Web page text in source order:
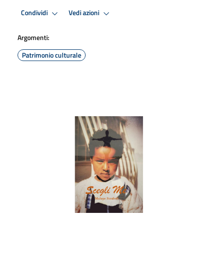
Condividi Vedi azioni
Argomenti:
Patrimonio culturale